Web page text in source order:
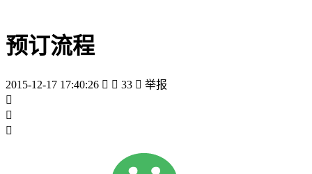
预订流程
2015-12-17 17:40:26   33  举报


